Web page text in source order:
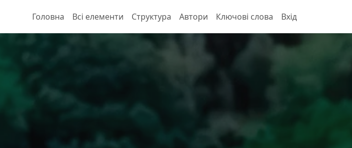
Головна Всі елементи Структура Автори Ключові слова Вхід